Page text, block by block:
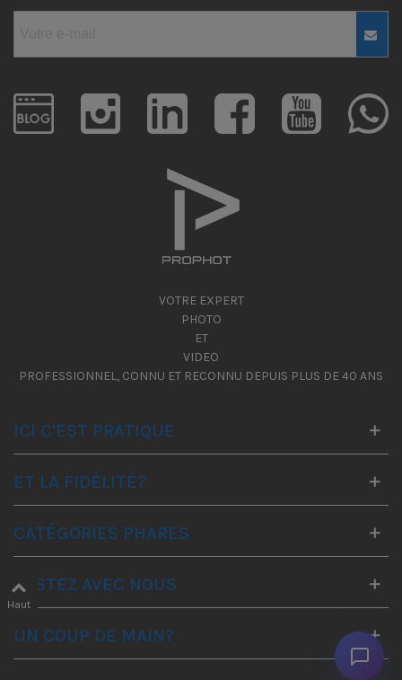
VOTRE EXPERT
PHOTO
ET
VIDEO
PROFESSIONNEL, CONNU ET RECONNU DEPUIS PLUS DE 40 ANS
ICI C'EST PRATIQUE
ET LA FIDÉLITÉ?
CATÉGORIES PHARES
RESTEZ AVEC NOUS
UN COUP DE MAIN?
Haut